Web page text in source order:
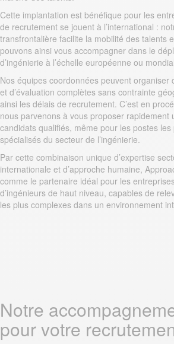
Cette implantation est bénéfique pour les
de recrutement se jouent à l’international :
transfrontalière facilite la mobilité des talents
pouvons ainsi vous accompagner dans le
d’ingénierie à l’échelle européenne ou
Nos équipes coordonnées peuvent organiser
et d’évaluation complètes sans contrainte
ainsi les délais de recrutement. C’est en
nous parvenons à vous proposer rapidement
candidats qualifiés, même pour les postes
spécialisés du secteur de l’ingénierie.
Par cette combinaison unique d’expertise
internationale et d’approche humaine,
comme le partenaire idéal pour les
d’ingénieurs de haut niveau, capables de
les plus complexes dans un environnement
Notre
pour votre